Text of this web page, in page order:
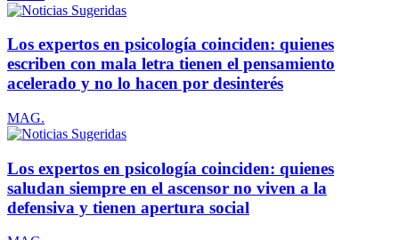
Los expertos en psicología coinciden: quienes
escriben con mala letra tienen el pensamiento
acelerado y no lo hacen por desinterés
MAG.
Los expertos en psicología coinciden: quienes
saludan siempre en el ascensor no viven a la
defensiva y tienen apertura social